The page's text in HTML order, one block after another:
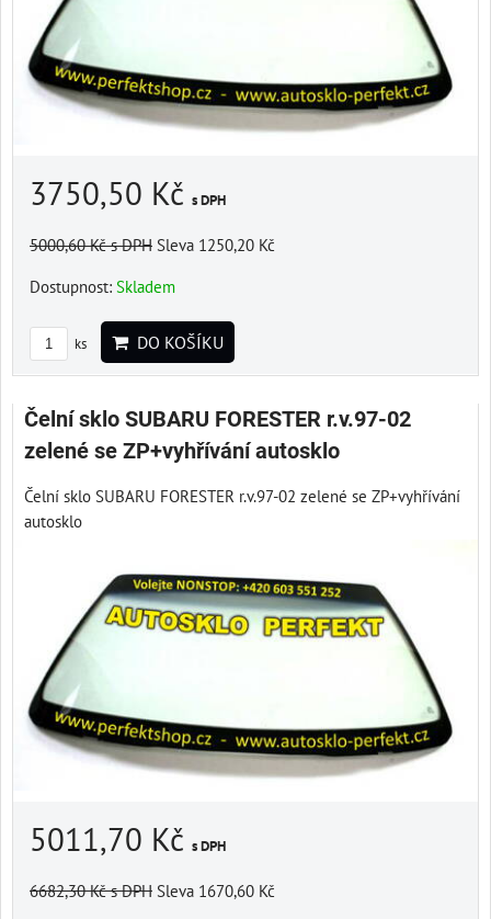
3750,50 Kč s DPH
5000,60 Kčs DPH Sleva 1250,20 Kč
Dostupnost: Skladem
ks DO KOŠÍKU
Čelní sklo SUBARU FORESTER r.v.97-02
zelené se ZP+vyhřívání autosklo
Čelní sklo SUBARU FORESTER r.v.97-02 zelené se ZP+vyhřívání
autosklo
5011,70 Kč s DPH
6682,30 Kčs DPH Sleva 1670,60 Kč